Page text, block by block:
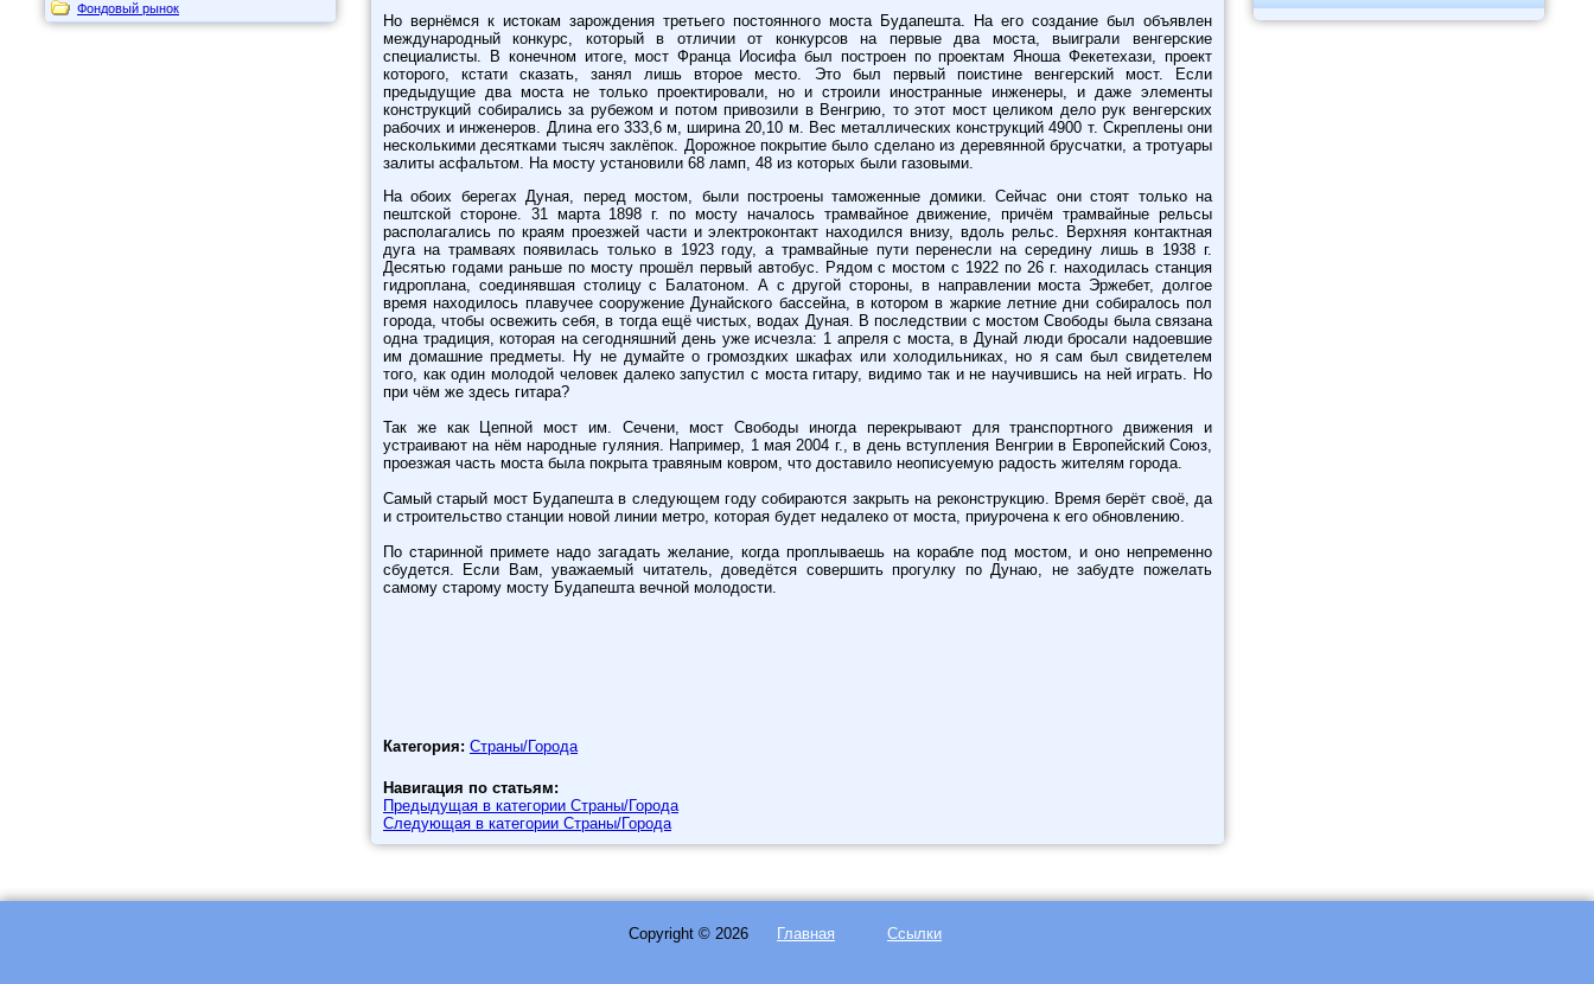
Фондовый рынок
Но вернёмся к истокам зарождения третьего постоянного моста Будапешта. На его создание был объявлен
международный конкурс, который в отличии от конкурсов на первые два моста, выиграли венгерские
специалисты. В конечном итоге, мост Франца Иосифа был построен по проектам Яноша Фекетехази, проект
которого, кстати сказать, занял лишь второе место. Это был первый поистине венгерский мост. Если
предыдущие два моста не только проектировали, но и строили иностранные инженеры, и даже элементы
конструкций собирались за рубежом и потом привозили в Венгрию, то этот мост целиком дело рук венгерских
рабочих и инженеров. Длина его 333,6 м, ширина 20,10 м. Вес металлических конструкций 4900 т. Скреплены они
несколькими десятками тысяч заклёпок. Дорожное покрытие было сделано из деревянной брусчатки, а тротуары
залиты асфальтом. На мосту установили 68 ламп, 48 из которых были газовыми.
На обоих берегах Дуная, перед мостом, были построены таможенные домики. Сейчас они стоят только на
пештской стороне. 31 марта 1898 г. по мосту началось трамвайное движение, причём трамвайные рельсы
располагались по краям проезжей части и электроконтакт находился внизу, вдоль рельс. Верхняя контактная
дуга на трамваях появилась только в 1923 году, а трамвайные пути перенесли на середину лишь в 1938 г.
Десятью годами раньше по мосту прошёл первый автобус. Рядом с мостом с 1922 по 26 г. находилась станция
гидроплана, соединявшая столицу с Балатоном. А с другой стороны, в направлении моста Эржебет, долгое
время находилось плавучее сооружение Дунайского бассейна, в котором в жаркие летние дни собиралось пол
города, чтобы освежить себя, в тогда ещё чистых, водах Дуная. В последствии с мостом Свободы была связана
одна традиция, которая на сегодняшний день уже исчезла: 1 апреля с моста, в Дунай люди бросали надоевшие
им домашние предметы. Ну не думайте о громоздких шкафах или холодильниках, но я сам был свидетелем
того, как один молодой человек далеко запустил с моста гитару, видимо так и не научившись на ней играть. Но
при чём же здесь гитара?
Так же как Цепной мост им. Сечени, мост Свободы иногда перекрывают для транспортного движения и
устраивают на нём народные гуляния. Например, 1 мая 2004 г., в день вступления Венгрии в Европейский Союз,
проезжая часть моста была покрыта травяным ковром, что доставило неописуемую радость жителям города.
Самый старый мост Будапешта в следующем году собираются закрыть на реконструкцию. Время берёт своё, да
и строительство станции новой линии метро, которая будет недалеко от моста, приурочена к его обновлению.
По старинной примете надо загадать желание, когда проплываешь на корабле под мостом, и оно непременно
сбудется. Если Вам, уважаемый читатель, доведётся совершить прогулку по Дунаю, не забудте пожелать
самому старому мосту Будапешта вечной молодости.
Категория: Страны/Города
Навигация по статьям:
Предыдущая в категории Страны/Города
Следующая в категории Страны/Города
Copyright © 2026 Главная Ссылки